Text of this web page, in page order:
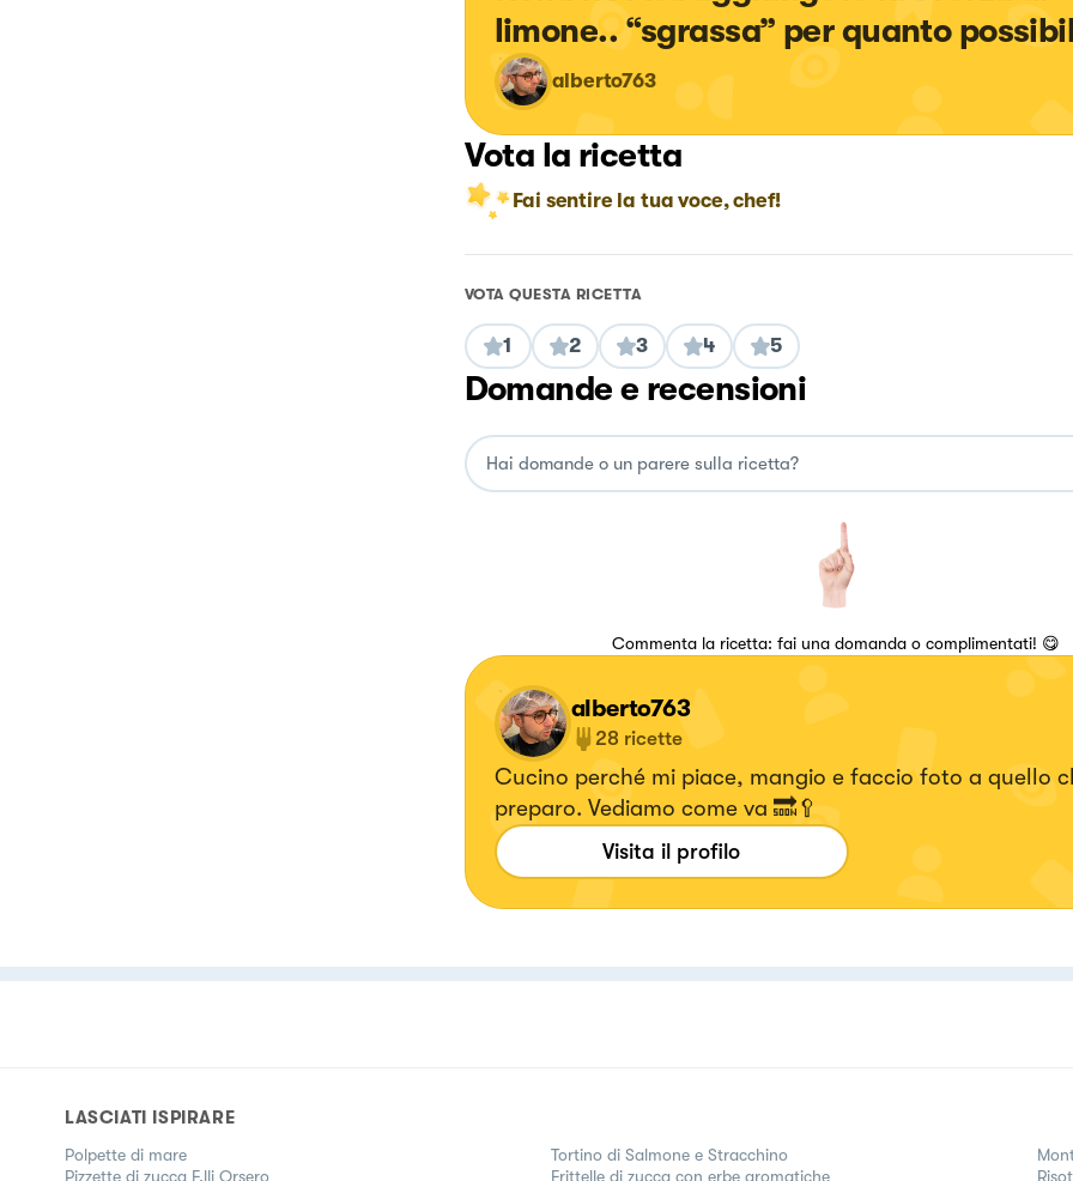
limone.. “sgrassa” per quanto
alberto763
Vota la ricetta
Fai sentire la tua voce, chef!
VOTA QUESTA RICETTA
1 2 3 4 5
Domande e recensioni
Commenta la ricetta: fai una domanda o complimentati! 😋
alberto763
28 ricette
Cucino perché mi piace, mangio e faccio foto a quello
preparo. Vediamo come va 🔜🥄
Visita il profilo
LASCIATI ISPIRARE
Polpette di mare
Pizzette di zucca F.lli Orsero
Tortino di Salmone e Stracchino
Frittelle di zucca con erbe aromatiche